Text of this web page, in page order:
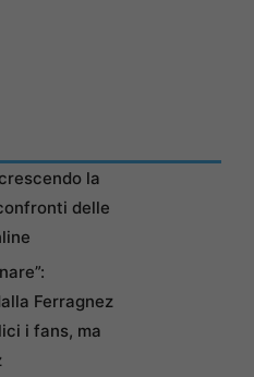
la
delle
Ferragnez
i fans, ma